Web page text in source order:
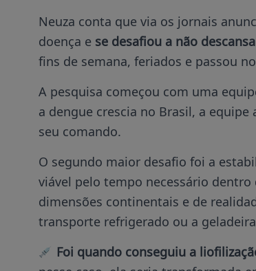
Neuza conta que via os jornais
doença e se desafiou a não
fins de semana, feriados e passou
A pesquisa começou com uma
a dengue crescia no Brasil, a
seu comando.
O segundo maior desafio foi a
viável pelo tempo necessário
dimensões continentais e de
transporte refrigerado ou a
Foi quando conseguiu a